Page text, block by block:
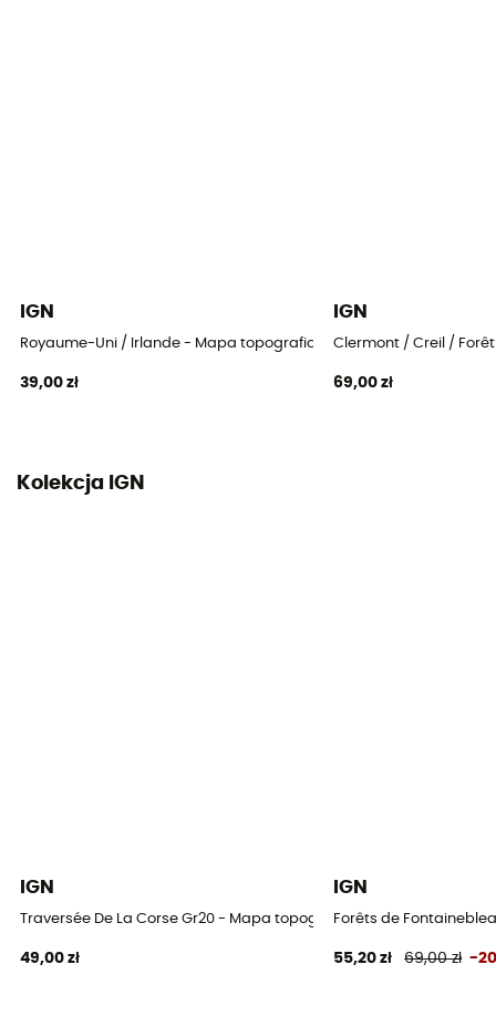
IGN
Royaume-Uni / Irlande - Mapa topograficzna
39,00 zł
IGN
Clermont / Creil /
69,00 zł
Kolekcja IGN
IGN
Traversée De La Corse Gr20 - Mapa topograficzna
49,00 zł
IGN
Forêts de
55,20 zł 69,00 zł -